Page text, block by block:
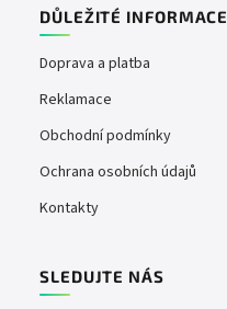
DŮLEŽITÉ INFORMACE
Doprava a platba
Reklamace
Obchodní podmínky
Ochrana osobních údajů
Kontakty
SLEDUJTE NÁS